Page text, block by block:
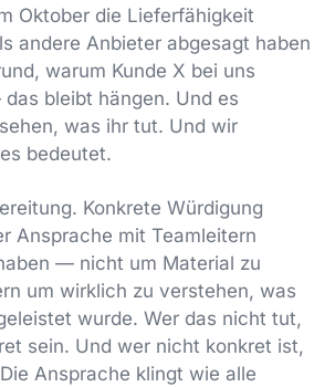
Oktober die Lieferfähigkeit
andere Anbieter abgesagt haben
warum Kunde X bei uns
bleibt hängen. Und es
was ihr tut. Und wir
bedeutet.
Konkrete Würdigung
Ansprache mit Teamleitern
— nicht um Material zu
um wirklich zu verstehen, was
wurde. Wer das nicht tut,
sein. Und wer nicht konkret ist,
Ansprache klingt wie alle